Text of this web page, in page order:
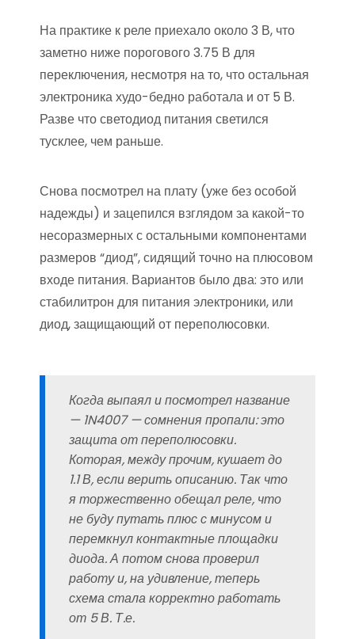
На практике к реле приехало около 3 В, что
заметно ниже порогового 3.75 В для
переключения, несмотря на то, что остальная
электроника худо-бедно работала и от 5 В.
Разве что светодиод питания светился
тусклее, чем раньше.
Снова посмотрел на плату (уже без особой
надежды) и зацепился взглядом за какой-то
несоразмерных с остальными компонентами
размеров “диод”, сидящий точно на плюсовом
входе питания. Вариантов было два: это или
стабилитрон для питания электроники, или
диод, защищающий от переполюсовки.
Когда выпаял и посмотрел название
— 1N4007 — сомнения пропали: это
защита от переполюсовки.
Которая, между прочим, кушает до
1.1 В, если верить описанию. Так что
я торжественно обещал реле, что
не буду путать плюс с минусом и
перемкнул контактные площадки
диода. А потом снова проверил
работу и, на удивление, теперь
схема стала корректно работать
от 5 В. Т.е.